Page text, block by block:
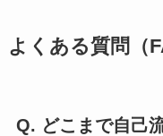
よくある質問（
Q. どこまで自己